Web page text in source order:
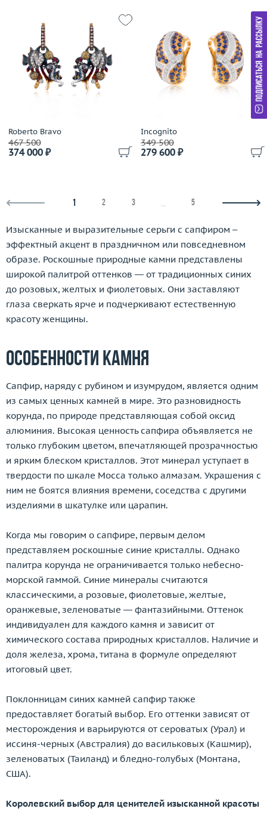
Roberto Bravo
467 500
374 000 ₽
Incognito
349 500
279 600 ₽
1 2 3 ... 5
Изысканные и выразительные серьги с сапфиром –
эффектный акцент в праздничном или повседневном
образе. Роскошные природные камни представлены
широкой палитрой оттенков — от традиционных синих
до розовых, желтых и фиолетовых. Они заставляют
глаза сверкать ярче и подчеркивают естественную
красоту женщины.
Особенности камня
Сапфир, наряду с рубином и изумрудом, является одним
из самых ценных камней в мире. Это разновидность
корунда, по природе представляющая собой оксид
алюминия. Высокая ценность сапфира объявляется не
только глубоким цветом, впечатляющей прозрачностью
и ярким блеском кристаллов. Этот минерал уступает в
твердости по шкале Мосса только алмазам. Украшения с
ним не боятся влияния времени, соседства с другими
изделиями в шкатулке или царапин.
Когда мы говорим о сапфире, первым делом
представляем роскошные синие кристаллы. Однако
палитра корунда не ограничивается только небесно-
морской гаммой. Синие минералы считаются
классическими, а розовые, фиолетовые, желтые,
оранжевые, зеленоватые — фантазийными. Оттенок
индивидуален для каждого камня и зависит от
химического состава природных кристаллов. Наличие и
доля железа, хрома, титана в формуле определяют
итоговый цвет.
Поклонницам синих камней сапфир также
предоставляет богатый выбор. Его оттенки зависят от
месторождения и варьируются от сероватых (Урал) и
иссиня-черных (Австралия) до васильковых (Кашмир),
зеленоватых (Таиланд) и бледно-голубых (Монтана,
США).
Королевский выбор для ценителей изысканной красоты